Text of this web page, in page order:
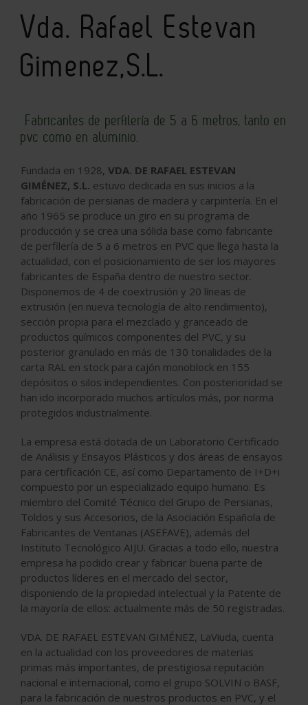
Vda. Rafael Estevan
Gimenez,S.L.
Fabricantes de perfilería de 5 a 6 metros, tanto en
pvc como en aluminio.
Fundada en 1928, VDA. DE RAFAEL ESTEVAN
GIMÉNEZ, S.L. estuvo dedicada en sus inicios a la
fabricación de persianas de madera y carpintería. En el
año 1965 se produce un giro en su programa de
producción y se crea una sólida base como fabricante
de perfilería de 5 a 6 metros en PVC que llega hasta la
actualidad, con el posicionamiento de ser los mayores
fabricantes de España dentro de nuestro sector.
Disponemos de 4 de coextrusión y 20 líneas de
extrusión (en nueva tecnología de alto rendimiento),
sección propia para el mezclado y granceado de
productos químicos componentes del PVC, y su
posterior granulado en más de 130 tonalidades de la
carta RAL en stock para cajón monoblock en 155
depósitos o silos independientes. Con posterioridad se
han ido incorporado muchos artículos más, por norma
protegidos industrialmente.
La empresa está dotada de un Laboratorio Certificado
de Análisis y Ensayos Plásticos y dos áreas de ensayos
para certificación CE, así como Departamento de I+D+i
compuesto por un especializado equipo humano. Es
miembro del Comité Técnico del Grupo de Persianas,
Toldos y sus Accesorios, de la Asociación Española de
Fabricantes de Ventanas (ASEFAVE), además del
Instituto Tecnológico AIJU. Gracias a todo ello, nuestra
empresa ha podido crear y fabricar buena parte de
productos líderes en el mercado del sector,
disponiendo de la propiedad intelectual y la Patente de
la mayoría de ellos: actualmente más de 50 registradas.
VDA. DE RAFAEL ESTEVAN GIMÉNEZ, LaViuda, cuenta
en la actualidad con los proveedores de materias
primas más importantes, de prestigiosa reputación
nacional e internacional, como el grupo SOLVIN o BASF,
para la fabricación de nuestros productos en PVC, y el